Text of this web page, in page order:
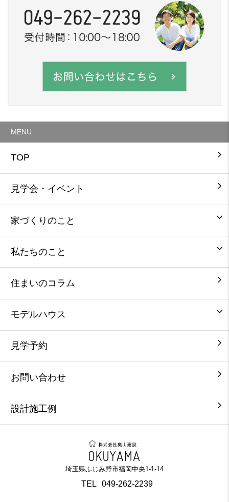
MENU
TOP
見学会・イベント
家づくりのこと
私たちのこと
住まいのコラム
モデルハウス
見学予約
お問い合わせ
設計施工例
埼玉県ふじみ野市福岡中央1-1-14
TEL 049-262-2239